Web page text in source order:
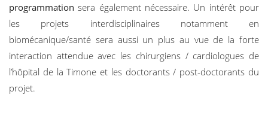
programmation sera également nécessaire. Un intérêt pour
les projets interdisciplinaires notamment en
biomécanique/santé sera aussi un plus au vue de la forte
interaction attendue avec les chirurgiens / cardiologues de
l’hôpital de la Timone et les doctorants / post-doctorants du
projet.